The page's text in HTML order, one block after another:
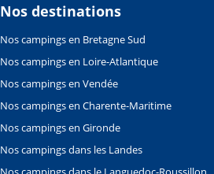
Nos destinations
Nos campings en Bretagne Sud
Nos campings en Loire-Atlantique
Nos campings en Vendée
Nos campings en Charente-Maritime
Nos campings en Gironde
Nos campings dans les Landes